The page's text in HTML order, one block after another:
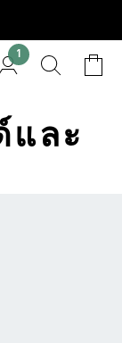
1
และ